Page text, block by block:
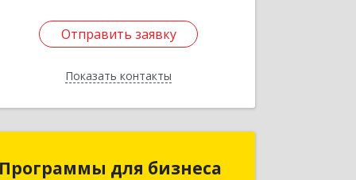
Отправить заявку
Показать контакты
Отправить заявку
Назад
Программы для бизнеса
Программы для бизнеса